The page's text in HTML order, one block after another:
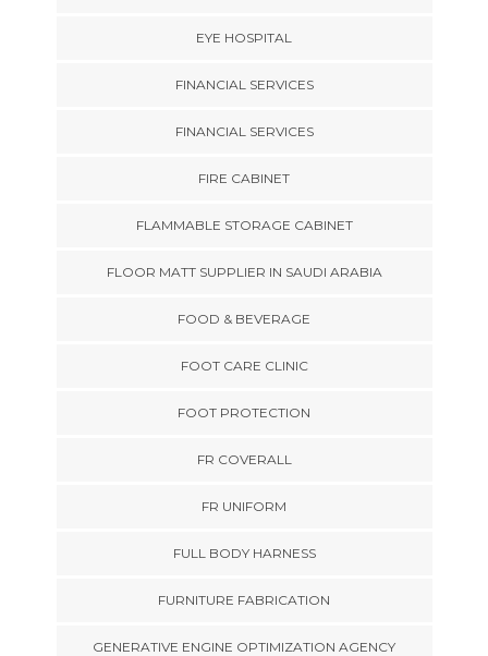
EYE HOSPITAL
FINANCIAL SERVICES
FINANCIAL SERVICES
FIRE CABINET
FLAMMABLE STORAGE CABINET
FLOOR MATT SUPPLIER IN SAUDI ARABIA
FOOD & BEVERAGE
FOOT CARE CLINIC
FOOT PROTECTION
FR COVERALL
FR UNIFORM
FULL BODY HARNESS
FURNITURE FABRICATION
GENERATIVE ENGINE OPTIMIZATION AGENCY